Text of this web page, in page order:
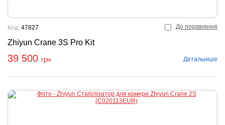
До порівняння
Zhiyun Crane 3S Pro Kit
Код: 47827
39 500 грн Детальніше